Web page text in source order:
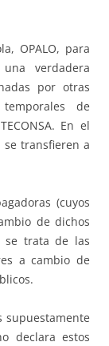
OPALO, para
verdadera
por otras
de
En el
se transfieren a
(cuyos
de dichos
se trata de las
a cambio de
supuestamente
declara estos